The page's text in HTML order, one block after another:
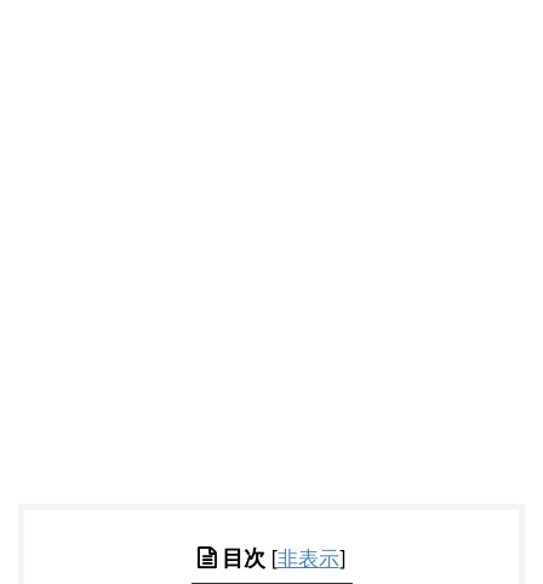
目次 [非表示]